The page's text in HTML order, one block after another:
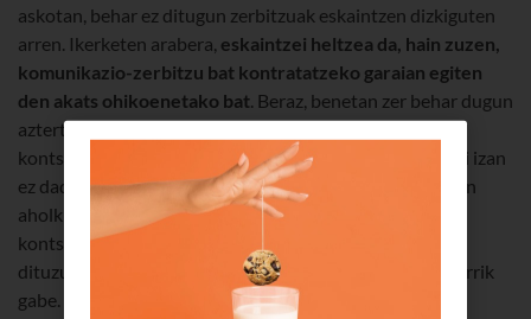
askotan, behar ez ditugun zerbitzuak eskaintzen dizkiguten
arren. Ikerketen arabera, eskaintzei heltzea da, hain zuzen,
komunikazio-zerbitzu bat kontratatzeko garaian egiten
den akats ohikoenetako bat. Beraz, benetan zer behar dugun
aztertu behar dugu lehenengo, eta gure benetako
kontsumora egokitzen den plan bat egin, merkea garesti izan
ez dadin. Garrantzitsua da zure beharrak ulertuko dituen
aholkularitza-zerbitzu bat izatea eta zure benetako
kontsumora egokitutako eskaintza bat egitea, behar ez
dituzun zerbitzu, giga eta minutuak kontratatzeko beharrik
gabe.